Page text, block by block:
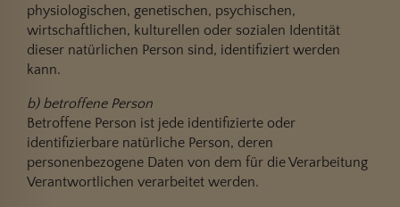
physiologischen, genetischen, psychischen,
wirtschaftlichen, kulturellen oder sozialen Identität
dieser natürlichen Person sind, identifiziert werden
kann.
b) betroffene Person
Betroffene Person ist jede identifizierte oder
identifizierbare natürliche Person, deren
personenbezogene Daten von dem für die Verarbeitung
Verantwortlichen verarbeitet werden.